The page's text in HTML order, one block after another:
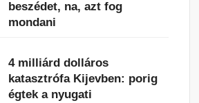
beszédet, na, azt fog
mondani
4 milliárd dolláros
katasztrófa Kijevben: porig
égtek a nyugati